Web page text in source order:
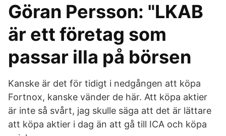
Göran Persson: "LKAB
är ett företag som
passar illa på börsen
Kanske är det för tidigt i nedgången att köpa
Fortnox, kanske vänder de här. Att köpa aktier
är inte så svårt, jag skulle säga att det är lättare
att köpa aktier i dag än att gå till ICA och köpa